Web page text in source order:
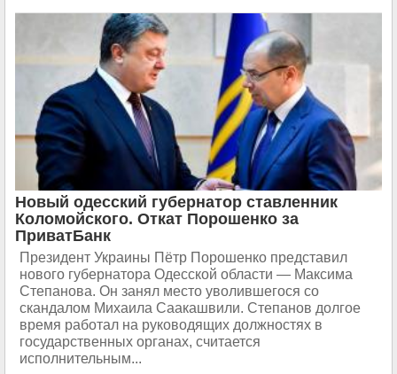
Новый одесский губернатор ставленник
Коломойского. Откат Порошенко за
ПриватБанк
Президент Украины Пётр Порошенко представил
нового губернатора Одесской области — Максима
Степанова. Он занял место уволившегося со
скандалом Михаила Саакашвили. Степанов долгое
время работал на руководящих должностях в
государственных органах, считается
исполнительным...